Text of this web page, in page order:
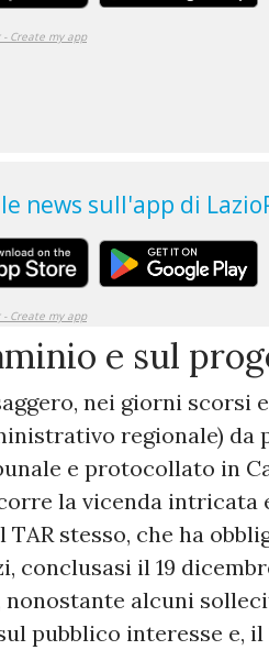
e sul
nei giorni scorsi
regionale) da
e protocollato in
la vicenda intricata
TAR stesso, che ha
conclusasi il 19
nonostante alcuni
pubblico interesse e,